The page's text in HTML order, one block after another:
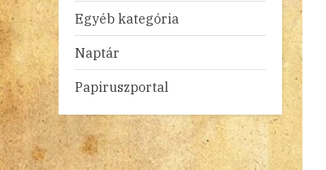
Egyéb kategória
Naptár
Papiruszportal